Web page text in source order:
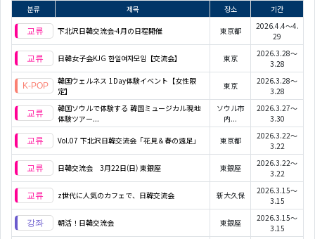
분류 제목 장소 기간
下北沢日韓交流会-4月の日程開催 東京都
2026.4.4～4.
29
日韓女子会KJG 한일여자모임【交流会】 東京
2026.3.28～
3.28
韓国ウェルネス 1Day体験イベント【女性限
定】
東京
2026.3.28～
3.28
韓国ソウルで体験する 韓国ミュージカル現地
体験ツアー...
ソウル市
内...
2026.3.27～
3.30
Vol.07 下北沢日韓交流会「花見＆春の遠足」 東京都
2026.3.22～
3.22
日韓交流会 3月22日(日) 東銀座 東銀座
2026.3.22～
3.22
z世代に人気のカフェで、日韓交流会 新大久保
2026.3.15～
3.15
朝活！日韓交流会 東銀座
2026.3.15～
3.15